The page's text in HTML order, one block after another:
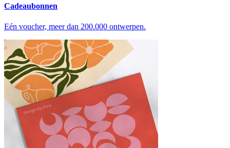
Cadeaubonnen
Eén voucher, meer dan 200.000 ontwerpen.